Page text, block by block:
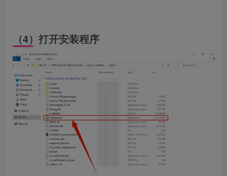
（4）打开安装程序